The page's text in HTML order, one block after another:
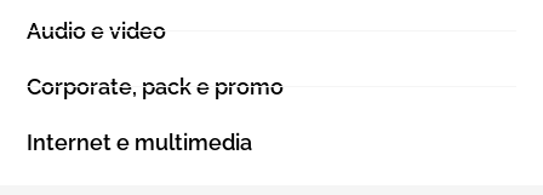
Audio e video
Corporate, pack e promo
Internet e multimedia